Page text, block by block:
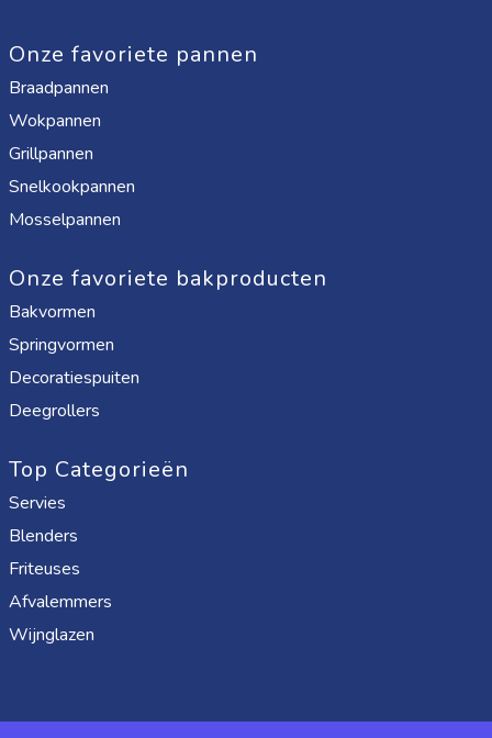
Onze favoriete pannen
Braadpannen
Wokpannen
Grillpannen
Snelkookpannen
Mosselpannen
Onze favoriete bakproducten
Bakvormen
Springvormen
Decoratiespuiten
Deegrollers
Top Categorieën
Servies
Blenders
Friteuses
Afvalemmers
Wijnglazen